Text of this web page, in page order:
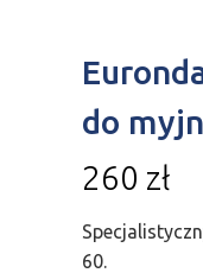
do
260 zł
60.